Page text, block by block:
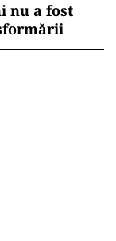
nu a fost